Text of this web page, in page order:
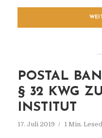
POSTAL
§ 32 KWG
INSTITUT
17. Juli 2019 1 Min.